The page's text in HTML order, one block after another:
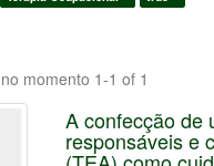
momento 1-1 of 1
A confecção de
responsáveis e